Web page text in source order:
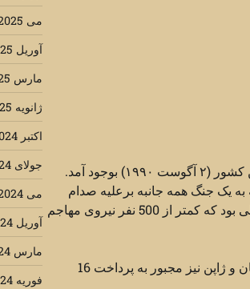
یکی از تنش های اصلی منطقه خاورمیانه در طول سالهای گذشته پس از حمله عراق به کویت و اشغال این کشور (۲ آگوست ۱۹۹۰) بوجود آمد.
یک جنگ همه جانبه برعلیه صدام
منجر شد. جنگی که در نتیجه آن چند ده هزار نفر از سربازان عراق کشته و یا زنده به گور شدند واین در حالی بود که کمتر از 500 نفر نیروی مهاجم
مخارج این جنگ بیشتر از 60 میلیارد دلار بود که تقریبا بیشتر آن را عربستان سعودی و کویت پرداخته و آلمان و ژاپن نیز مجبور به پرداخت 16
می 2025
آوریل 2025
مارس 2025
ژانویه 2025
اکتبر 2024
جولای 2024
می 2024
آوریل 2024
مارس 2024
فوریه 2024